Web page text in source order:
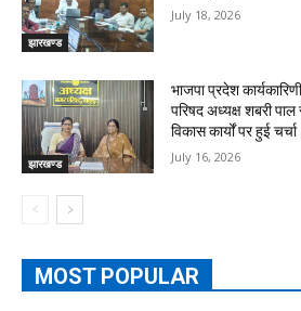
झारखण्ड
July 18, 2026
झारखण्ड
भाजपा प्रदेश
परिषद अध्यक्ष शबरी
विकास कार्यों पर हुई चर्चा
July 16, 2026
MOST POPULAR